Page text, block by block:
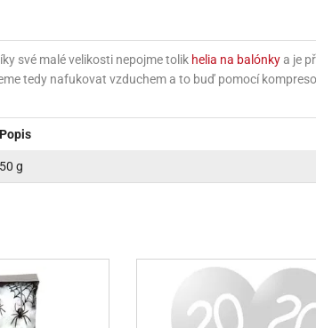
své malé velikosti nepojme tolik helia na balónkya je
tedy nafukovat vzduchem a to buď pomocí
Popis
50 g